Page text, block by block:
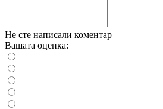
Не сте написали коментар
Вашата оценка: